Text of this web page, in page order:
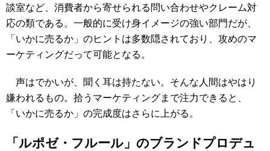
談室など、消費者から寄せられる問い合わせやクレーム対
応の類である。一般的に受け身イメージの強い部門だが、
「いかに売るか」のヒントは多数隠されており、攻めのマ
ーケティングだって可能となる。
声はでかいが、聞く耳は持たない。そんな人間はやはり
嫌われるもの。拾うマーケティングまで注力できると、
「いかに売るか」の完成度はさらに上がる。
「ルポゼ・フルール」のブランドプロデュ